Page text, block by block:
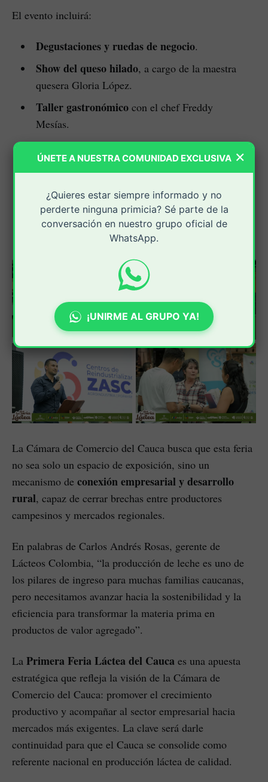
El evento incluirá:
Degustaciones y ruedas de negocio.
Show del queso hilado, a cargo de la maestra
quesera Gloria López.
Taller gastronómicocon el chef Freddy
Mesías.
Charlas y formación técnicapara
productores en temas de calidad, innovación y
Espacios culturales y familiares, con
actividades para niños y promoción del
consumo responsable de productos locales.
La Cámara de Comercio del Cauca busca que esta feria
no sea solo un espacio de exposición, sino un
mecanismo de conexión empresarial y desarrollo
rural, capaz de cerrar brechas entre productores
campesinos y mercados regionales.
En palabras de Carlos Andrés Rosas, gerente de
Lácteos Colombia, “la producción de leche es uno de
los pilares de ingreso para muchas familias caucanas,
pero necesitamos avanzar hacia la sostenibilidad y la
eficiencia para transformar la materia prima en
productos de valor agregado”.
La Primera Feria Láctea del Cauca es una apuesta
estratégica que refleja la visión de la Cámara de
Comercio del Cauca: promover el crecimiento
productivo y acompañar al sector empresarial hacia
mercados más exigentes. La clave será darle
continuidad para que el Cauca se consolide como
referente nacional en producción láctea de calidad.
×
ÚNETE A NUESTRA COMUNIDAD EXCLUSIVA
¿Quieres estar siempre informado y no
perderte ninguna primicia? Sé parte de la
conversación en nuestro grupo oficial de
WhatsApp.
¡UNIRME AL GRUPO YA!